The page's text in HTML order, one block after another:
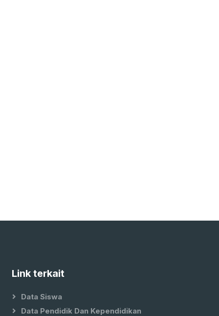
Link terkait
Data Siswa
Data Pendidik Dan Kependidikan